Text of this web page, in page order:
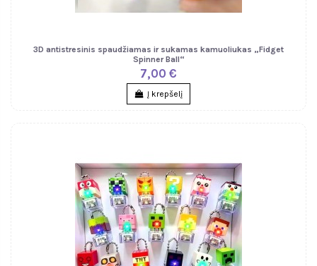
3D antistresinis spaudžiamas ir sukamas kamuoliukas „Fidget
Spinner Ball“
7,00 €
Į krepšelį